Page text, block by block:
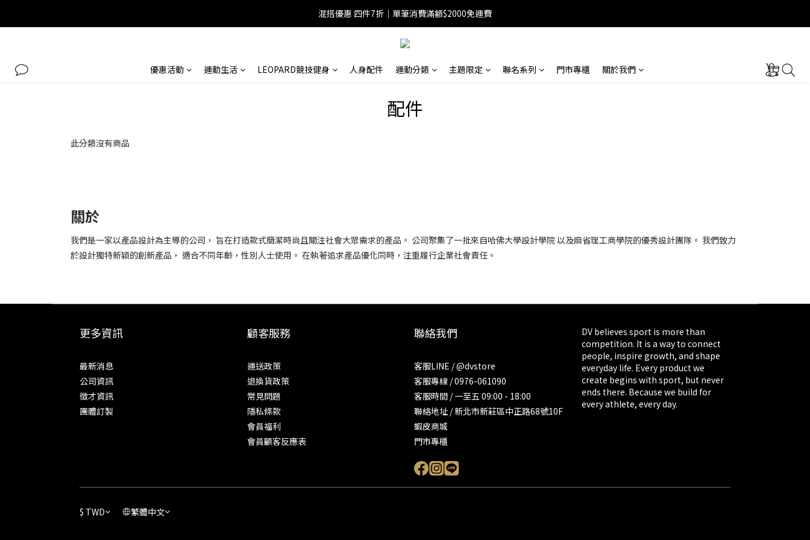
混搭優惠 四件7折｜單筆消費滿額$2000免運費
優惠活動 運動生活 LEOPARD競技健身 人身配件 運動分類 主題限定 聯名系列 門市專櫃 關於我們
配件
此分類沒有商品
關於
我們是一家以產品設計為主導的公司， 旨在打造款式簡潔時尚且關注社會大眾需求的產品。 公司聚集了一批來自哈佛大學設計學院 以及麻省理工商學院的優秀設計團隊。 我們致力
於設計獨特新穎的創新產品， 適合不同年齡，性別人士使用。 在執著追求產品優化同時，注重履行企業社會責任。
更多資訊
最新消息
公司資訊
徵才資訊
團體訂製
顧客服務
運送政策
退換貨政策
常見問題
隱私條款
會員福利
會員顧客反應表
聯絡我們
客服LINE / @dvstore
客服專線 / 0976-061090
客服時間 / 一至五 09:00 - 18:00
聯絡地址 / 新北市新莊區中正路68號10F
蝦皮商城
門市專櫃
DV believes sport is more than
competition. It is a way to connect
people, inspire growth, and shape
everyday life. Every product we
create begins with sport, but never
ends there. Because we build for
every athlete, every day.
$ TWD 繁體中文